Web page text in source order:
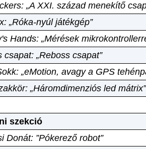
„A XXI. század menekítő
„Róka-nyúl játékgép”
Hands: „Mérések
csapat: „Reboss csapat”
„eMotion, avagy a GPS
„Háromdimenziós led mátrix”
szekció
Donát: ”Pókerező robot”